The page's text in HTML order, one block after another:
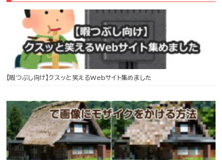
【暇つぶし向け】クスッと笑えるWebサイト集めました